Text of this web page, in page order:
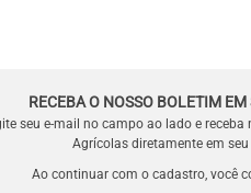
RECEBA O NOSSO BOLETIM EM
seu e-mail no campo ao lado e
Agrícolas diretamente em seu
Ao continuar com o cadastro, você